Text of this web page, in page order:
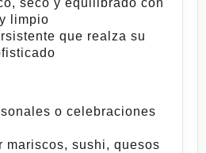
limpio
que realza su
o celebraciones
mariscos, sushi, quesos